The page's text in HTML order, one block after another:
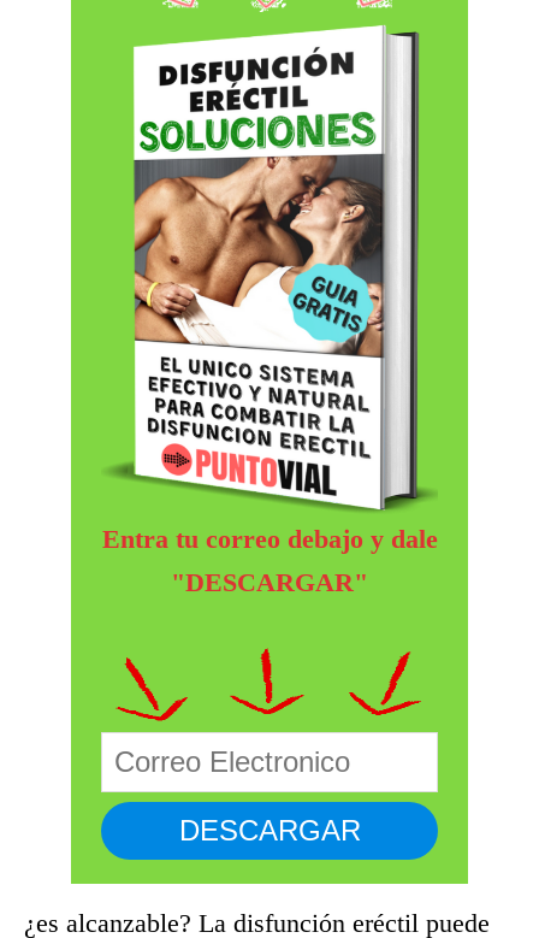
Entra tu correo debajo y dale
"DESCARGAR"
¿es alcanzable? La disfunción eréctil puede